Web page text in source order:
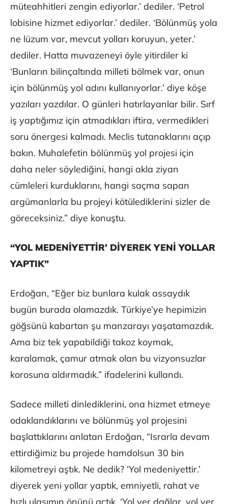
müteahhitleri zengin ediyorlar.’ dediler. ‘Petrol
lobisine hizmet ediyorlar.’ dediler. ‘Bölünmüş yola
ne lüzum var, mevcut yolları koruyun, yeter.’
dediler. Hatta muvazeneyi öyle yitirdiler ki
‘Bunların bilinçaltında milleti bölmek var, onun
için bölünmüş yol adını kullanıyorlar.’ diye köşe
yazıları yazdılar. O günleri hatırlayanlar bilir. Sırf
iş yaptığımız için atmadıkları iftira, vermedikleri
soru önergesi kalmadı. Meclis tutanaklarını açıp
bakın. Muhalefetin bölünmüş yol projesi için
daha neler söylediğini, hangi akla ziyan
cümleleri kurduklarını, hangi saçma sapan
argümanlarla bu projeyi kötülediklerini sizler de
göreceksiniz.” diye konuştu.
“YOL MEDENİYETTİR’ DİYEREK YENİ YOLLAR
YAPTIK”
Erdoğan, “Eğer biz bunlara kulak assaydık
bugün burada olamazdık. Türkiye’ye hepimizin
göğsünü kabartan şu manzarayı yaşatamazdık.
Ama biz tek yapabildiği takoz koymak,
karalamak, çamur atmak olan bu vizyonsuzlar
korosuna aldırmadık.” ifadelerini kullandı.
Sadece milleti dinlediklerini, ona hizmet etmeye
odaklandıklarını ve bölünmüş yol projesini
başlattıklarını anlatan Erdoğan, “Israrla devam
ettirdiğimiz bu projede hamdolsun 30 bin
kilometreyi aştık. Ne dedik? ‘Yol medeniyettir.’
diyerek yeni yollar yaptık, emniyetli, rahat ve